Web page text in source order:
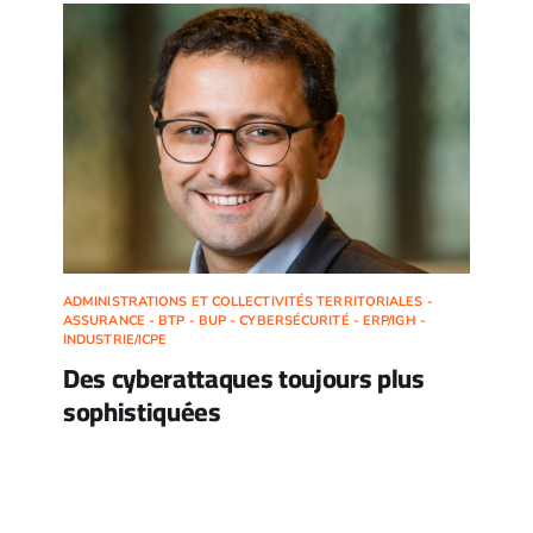
ADMINISTRATIONS ET COLLECTIVITÉS TERRITORIALES -
ASSURANCE - BTP - BUP - CYBERSÉCURITÉ - ERP/IGH -
INDUSTRIE/ICPE
Des cyberattaques toujours plus
sophistiquées